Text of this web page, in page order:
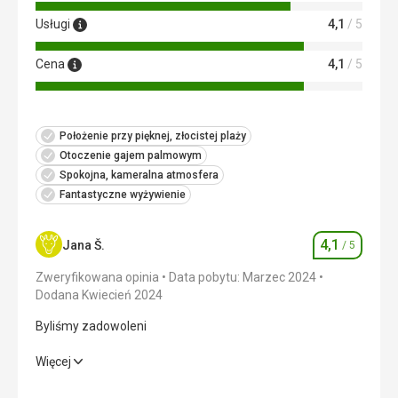
przygotowaniem pakietu śniadaniowego (papierowa
torba A4) w recepcji, gdy wyjeżdżaliśmy wcześnie rano w
podróż.
Ta recenzja została automatycznie przetłumaczona za
pomocą Google Translate
Usługi 4,1 / 5
Cena 4,1 / 5
Położenie przy pięknej, złocistej plaży
Otoczenie gajem palmowym
Spokojna, kameralna atmosfera
Fantastyczne wyżywienie
Jana Š. Ocena
4,1 / 5
Zweryfikowana opinia
Data pobytu: Marzec 2024
Dodana Kwiecień 2024
Byliśmy zadowoleni
Byliśmy zadowoleni
Więcej